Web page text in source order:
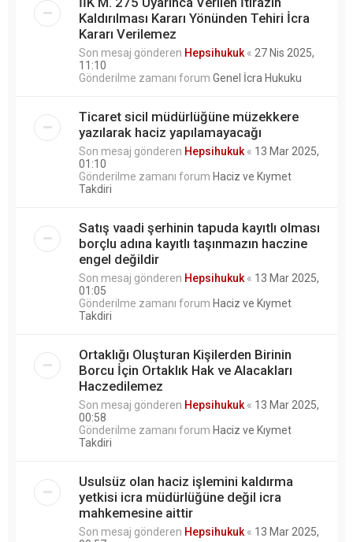
Kaldırılması Kararı Yönünden Tehiri İcra
Kararı Verilemez
Son mesaj gönderen Hepsihukuk « 27 Nis 2025,
11:10
Gönderilme zamanı forum Genel İcra Hukuku
Ticaret sicil müdürlüğüne müzekkere
yazılarak haciz yapılamayacağı
Son mesaj gönderen Hepsihukuk « 13 Mar 2025,
01:10
Gönderilme zamanı forum Haciz ve Kıymet
Takdiri
Satış vaadi şerhinin tapuda kayıtlı olması
borçlu adına kayıtlı taşınmazın haczine
engel değildir
Son mesaj gönderen Hepsihukuk « 13 Mar 2025,
01:05
Gönderilme zamanı forum Haciz ve Kıymet
Takdiri
Ortaklığı Oluşturan Kişilerden Birinin
Borcu İçin Ortaklık Hak ve Alacakları
Haczedilemez
Son mesaj gönderen Hepsihukuk « 13 Mar 2025,
00:58
Gönderilme zamanı forum Haciz ve Kıymet
Takdiri
Usulsüz olan haciz işlemini kaldırma
yetkisi icra müdürlüğüne değil icra
mahkemesine aittir
Son mesaj gönderen Hepsihukuk « 13 Mar 2025,